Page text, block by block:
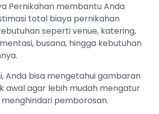
Pernikahan membantu Anda
total biaya pernikahan
seperti venue, katering,
busana, hingga kebutuhan
Anda bisa mengetahui gambaran
awal agar lebih mudah mengatur
pemborosan.